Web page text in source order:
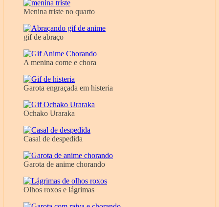
Menina triste no quarto
gif de abraço
A menina come e chora
Garota engraçada em histeria
Ochako Uraraka
Casal de despedida
Garota de anime chorando
Olhos roxos e lágrimas